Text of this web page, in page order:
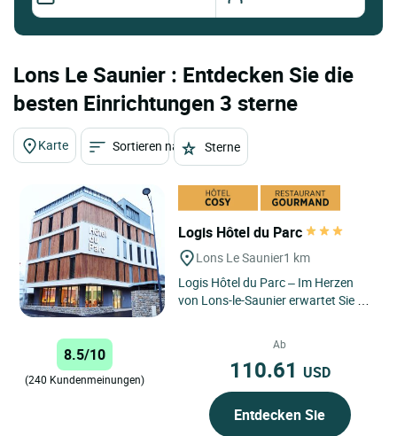
Lons Le Saunier : Entdecken Sie die
besten Einrichtungen 3 sterne
Karte Sortieren nach Sterne
Logis Hôtel du Parc
Lons Le Saunier1 km
Logis Hôtel du Parc – Im Herzen
von Lons-le-Saunier erwartet Sie ein
8.5/10
(240 Kundenmeinungen)
Ab
110.61 USD
Entdecken Sie